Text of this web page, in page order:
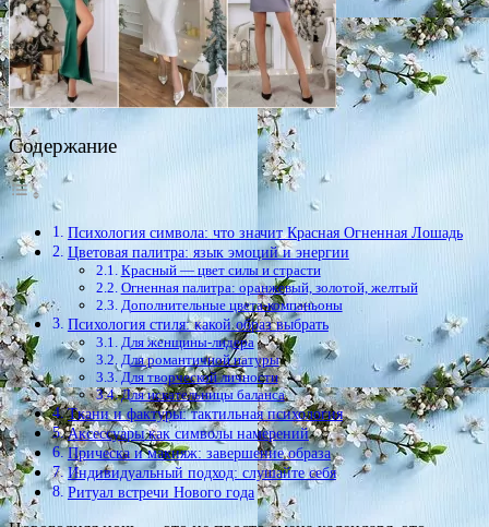
Содержание
Психология символа: что значит Красная Огненная Лошадь
Цветовая палитра: язык эмоций и энергии
Красный — цвет силы и страсти
Огненная палитра: оранжевый, золотой, желтый
Дополнительные цвета-компаньоны
Психология стиля: какой образ выбрать
Для женщины-лидера
Для романтичной натуры
Для творческой личности
Для искательницы баланса
Ткани и фактуры: тактильная психология
Аксессуары как символы намерений
Прическа и макияж: завершение образа
Индивидуальный подход: слушайте себя
Ритуал встречи Нового года